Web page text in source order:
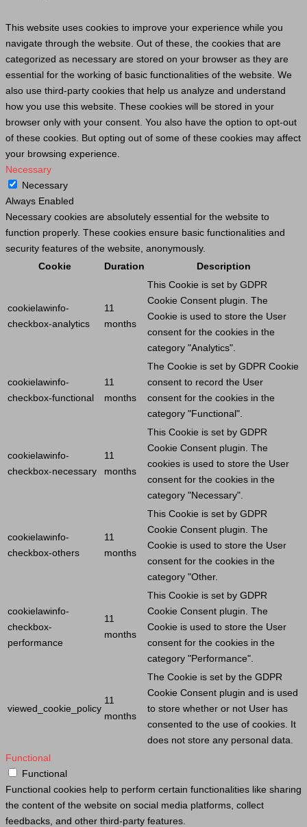
This website uses cookies to improve your experience while you
navigate through the website. Out of these, the cookies that are
categorized as necessary are stored on your browser as they are
essential for the working of basic functionalities of the website. We
also use third-party cookies that help us analyze and understand
how you use this website. These cookies will be stored in your
browser only with your consent. You also have the option to opt-out
of these cookies. But opting out of some of these cookies may affect
your browsing experience.
Necessary
Necessary
Always Enabled
Necessary cookies are absolutely essential for the website to
function properly. These cookies ensure basic functionalities and
security features of the website, anonymously.
Cookie
Duration Description
cookielawinfo-
checkbox-analytics
11
months
This Cookie is set by GDPR
Cookie Consent plugin. The
Cookie is used to store the User
consent for the cookies in the
category "Analytics".
cookielawinfo-
checkbox-functional
11
months
The Cookie is set by GDPR Cookie
consent to record the User
consent for the cookies in the
category "Functional".
cookielawinfo-
checkbox-necessary
11
months
This Cookie is set by GDPR
Cookie Consent plugin. The
cookies is used to store the User
consent for the cookies in the
category "Necessary".
cookielawinfo-
checkbox-others
11
months
This Cookie is set by GDPR
Cookie Consent plugin. The
Cookie is used to store the User
consent for the cookies in the
category "Other.
cookielawinfo-
checkbox-
performance
11
months
This Cookie is set by GDPR
Cookie Consent plugin. The
Cookie is used to store the User
consent for the cookies in the
category "Performance".
viewed_cookie_policy
11
months
The Cookie is set by the GDPR
Cookie Consent plugin and is used
to store whether or not User has
consented to the use of cookies. It
does not store any personal data.
Functional
Functional
Functional cookies help to perform certain functionalities like sharing
the content of the website on social media platforms, collect
feedbacks, and other third-party features.